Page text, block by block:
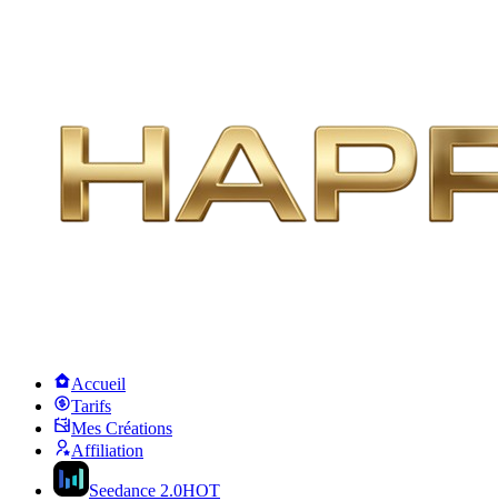
Accueil
Tarifs
Mes Créations
Affiliation
Seedance 2.0HOT